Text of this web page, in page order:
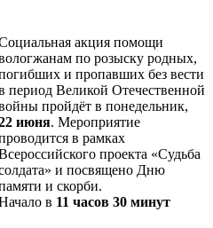
акция помощи
по розыску родных,
и пропавших без вести
период Великой Отечественной
пройдёт в понедельник,
июня. Мероприятие
в рамках
проекта «Судьба
и посвящено Дню
и скорби.
в 11 часов 30 минут